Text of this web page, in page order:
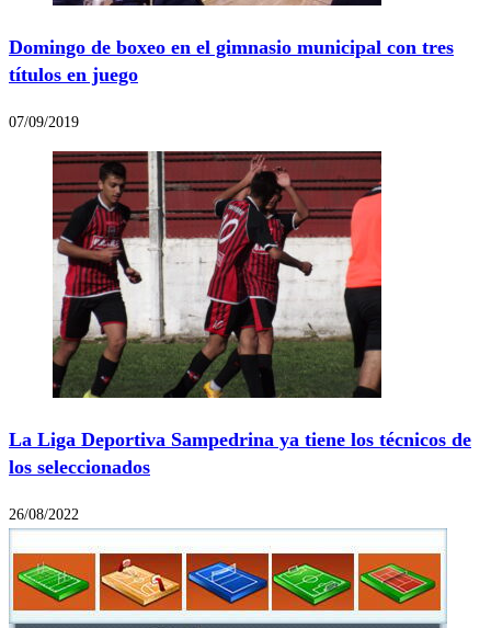
Domingo de boxeo en el gimnasio municipal con tres
títulos en juego
07/09/2019
La Liga Deportiva Sampedrina ya tiene los técnicos de
los seleccionados
26/08/2022